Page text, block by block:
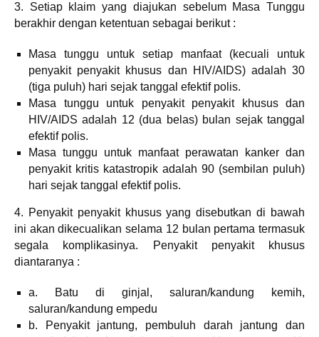
3. Setiap klaim yang diajukan sebelum Masa Tunggu
berakhir dengan ketentuan sebagai berikut :
Masa tunggu untuk setiap manfaat (kecuali untuk
penyakit penyakit khusus dan HIV/AIDS) adalah 30
(tiga puluh) hari sejak tanggal efektif polis.
Masa tunggu untuk penyakit penyakit khusus dan
HIV/AIDS adalah 12 (dua belas) bulan sejak tanggal
efektif polis.
Masa tunggu untuk manfaat perawatan kanker dan
penyakit kritis katastropik adalah 90 (sembilan puluh)
hari sejak tanggal efektif polis.
4. Penyakit penyakit khusus yang disebutkan di bawah
ini akan dikecualikan selama 12 bulan pertama termasuk
segala komplikasinya. Penyakit penyakit khusus
diantaranya :
a. Batu di ginjal, saluran/kandung kemih,
saluran/kandung empedu
b. Penyakit jantung, pembuluh darah jantung dan